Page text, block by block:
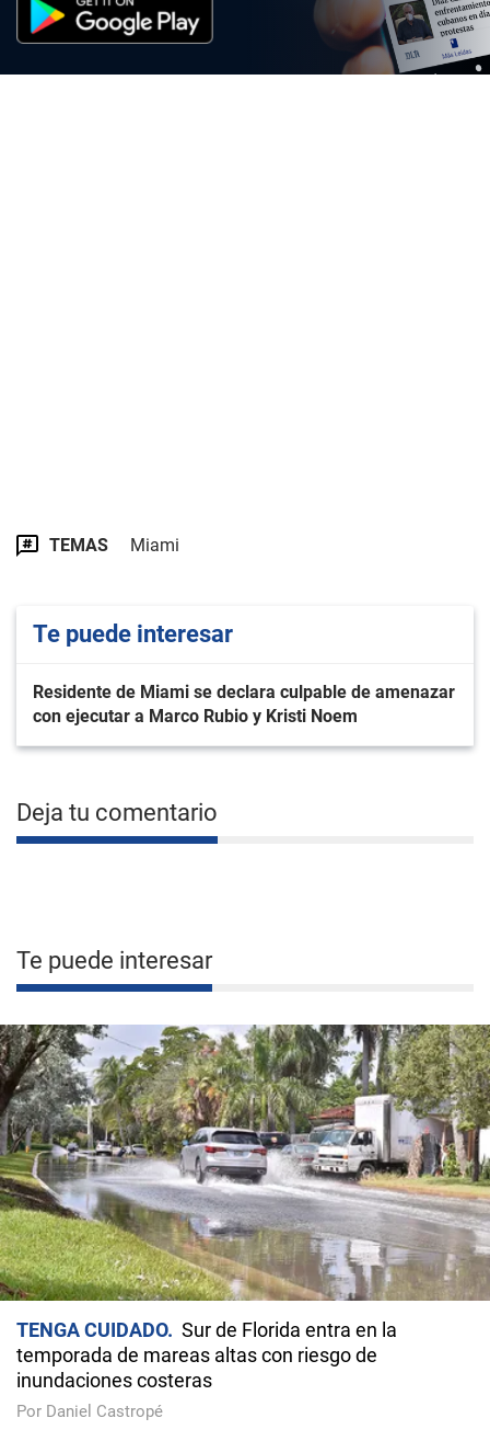
TEMAS Miami
Te puede interesar
Residente de Miami se declara culpable de amenazar
con ejecutar a Marco Rubio y Kristi Noem
Deja tu comentario
Te puede interesar
TENGA CUIDADO
Sur de Florida entra en la
temporada de mareas altas con riesgo de
inundaciones costeras
Por Daniel Castropé